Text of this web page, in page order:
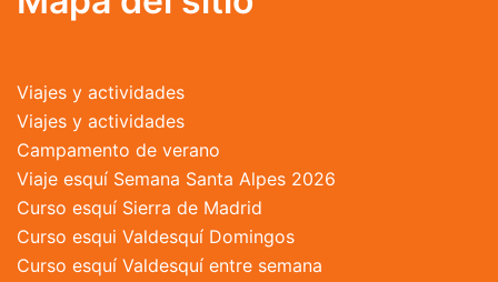
pueden
la
página
de
producto
Viajes y actividades
Viajes y actividades
Campamento de verano
Viaje esquí Semana Santa Alpes 2026
Curso esquí Sierra de Madrid
Curso esqui Valdesquí Domingos
Curso esquí Valdesquí entre semana